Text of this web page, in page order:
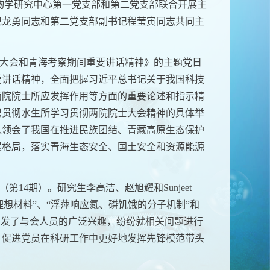
研究中心第一党支部和第二党支部联合开展主
勇同志和第二党支部副书记程莹寅同志共同主
会和青海考察期间重要讲话精神》的主题党日
话精神，全面把握习近平总书记关于我国科技
院士所应发挥作用等方面的重要论述和指示精
彻水生所学习贯彻两院院士大会精神的具体举
会了我国在推进民族团结、青藏高原生态保护
局，落实青海生态安全、国土安全和资源能源
第14期）。研究生李高洁、赵旭耀和Sunjeet
想材料”、 “浮萍响应氮、磷饥饿的分子机制 ”和
了与会人员的广泛兴趣，纷纷就相关问题进行
进党员在科研工作中更好地发挥先锋模范带头